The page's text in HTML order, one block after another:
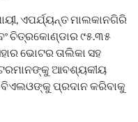
ଏପର୍ଯ୍ୟନ୍ତ ମାଲକାନଗିରି
ଚିତ୍ରକୋଣ୍ଡାର ୯୫.୩୫
ଭୋଟର ତାଲିକା ସହ
ଆବଶ୍ୟକୀୟ
ବିଏଲଓଙ୍କୁ ପ୍ରଦାନ କରିବାକୁ